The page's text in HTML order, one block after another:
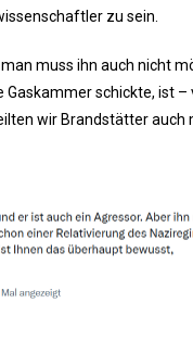
zu sein.
muss ihn auch nicht
Gaskammer schickte, ist
wir Brandstätter auch